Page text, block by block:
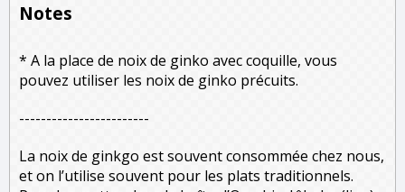
Notes
* A la place de noix de ginko avec coquille, vous
pouvez utiliser les noix de ginko précuits.
------------------------
La noix de ginkgo est souvent consommée chez nous,
et on l’utilise souvent pour les plats traditionnels.